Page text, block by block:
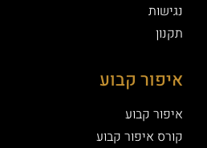
נגישות
תקנון
איפור קבוע
איפור קבוע
קורס איפור קבוע